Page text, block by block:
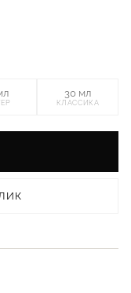
30 мл
КЛАССИКА